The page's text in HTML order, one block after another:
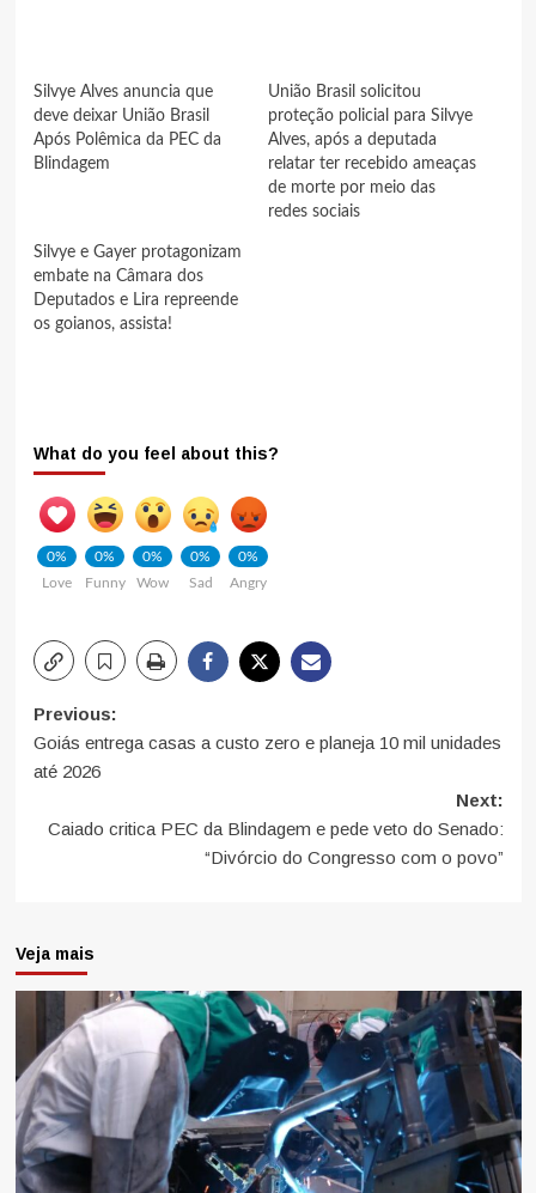
Silvye Alves anuncia que
deve deixar União Brasil
Após Polêmica da PEC da
Blindagem
União Brasil solicitou
proteção policial para Silvye
Alves, após a deputada
relatar ter recebido ameaças
de morte por meio das
redes sociais
Silvye e Gayer protagonizam
embate na Câmara dos
Deputados e Lira repreende
os goianos, assista!
What do you feel about this?
0%
Love
0%
Funny
0%
Wow
0%
Sad
0%
Angry
Post
navigation
Previous:
Goiás entrega casas a custo zero e planeja 10 mil unidades
até 2026
Next:
Caiado critica PEC da Blindagem e pede veto do Senado:
“Divórcio do Congresso com o povo”
Veja mais